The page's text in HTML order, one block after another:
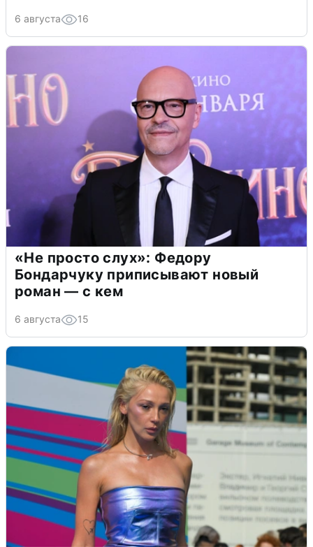
6 августа 16
«Не просто слух»: Федору
Бондарчуку приписывают новый
роман — с кем
6 августа 15